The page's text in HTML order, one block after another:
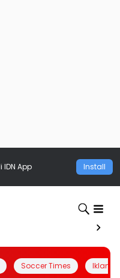
App Install
Soccer Times Iklanin